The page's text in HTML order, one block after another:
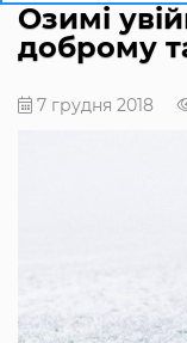
Озимі
доброму
7 грудня 2018